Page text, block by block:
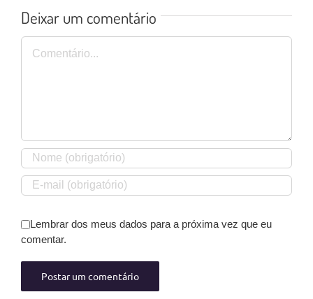
Deixar um comentário
Comentário
Lembrar dos meus dados para a próxima vez que eu
comentar.